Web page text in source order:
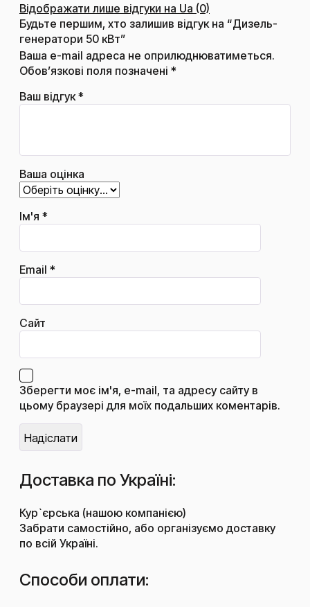
Відображати лише відгуки на Ua (0)
Будьте першим, хто залишив відгук на “Дизель-
генератори 50 кВт”
Ваша e-mail адреса не оприлюднюватиметься.
Обов’язкові поля позначені *
Ваш відгук*
Ваша оцінка
Ім'я *
Email *
Сайт
Зберегти моє ім'я, e-mail, та адресу сайту в
цьому браузері для моїх подальших коментарів.
Доставка по Україні:
Кур`єрська (нашою компанією)
Забрати самостійно, або організуємо доставку
по всій Україні.
Способи оплати: